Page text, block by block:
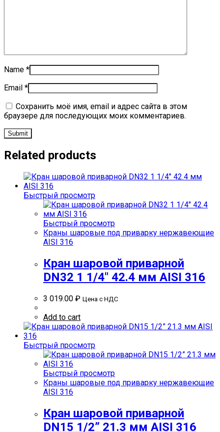
Name *
Email *
Сохранить моё имя, email и адрес сайта в этом
браузере для последующих моих комментариев.
Related products
Быстрый просмотр
Быстрый просмотр
Краны шаровые под приварку нержавеющие
AISI 316
Кран шаровой приварной
DN32 1 1/4″ 42.4 мм AISI 316
3 019.00 ₽ Цена с НДС
Add to cart
Быстрый просмотр
Быстрый просмотр
Краны шаровые под приварку нержавеющие
AISI 316
Кран шаровой приварной
DN15 1/2” 21.3 мм AISI 316